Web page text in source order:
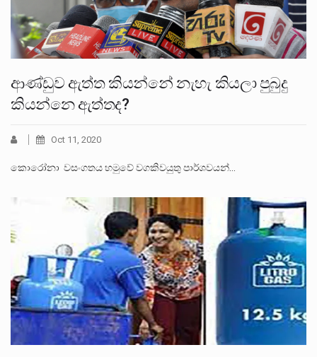
ආණ්ඩුව ඇත්ත කියන්නේ නැහැ කියලා පුබුදු
කියන්නෙ ඇත්තද?
Oct 11, 2020
කොරෝනා වසංගතය හමුවේ වගකිවයුතු පාර්ශවයන්…